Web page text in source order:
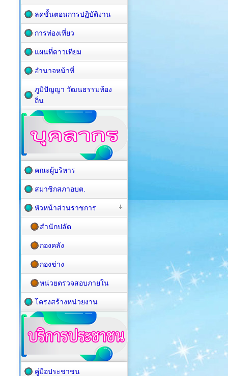
ลดขั้นตอนการปฏิบัติงาน
การท่องเที่ยว
แผนที่ดาวเทียม
อำนาจหน้าที่
ภูมิปัญญา วัฒนธรรมท้อง
ถิ่น
คณะผู้บริหาร
สมาชิกสภาอบต.
หัวหน้าส่วนราชการ
สำนักปลัด
กองคลัง
กองช่าง
หน่วยตรวจสอบภายใน
โครงสร้างหน่วยงาน
คู่มือประชาชน